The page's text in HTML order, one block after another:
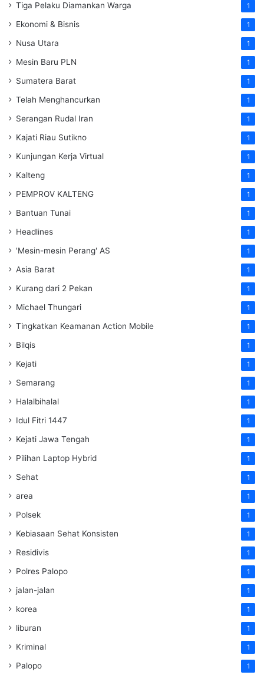
Tiga Pelaku Diamankan Warga 1
Ekonomi & Bisnis 1
Nusa Utara 1
Mesin Baru PLN 1
Sumatera Barat 1
Telah Menghancurkan 1
Serangan Rudal Iran 1
Kajati Riau Sutikno 1
Kunjungan Kerja Virtual 1
Kalteng 1
PEMPROV KALTENG 1
Bantuan Tunai 1
Headlines 1
'Mesin-mesin Perang' AS 1
Asia Barat 1
Kurang dari 2 Pekan 1
Michael Thungari 1
Tingkatkan Keamanan Action Mobile 1
Bilqis 1
Kejati 1
Semarang 1
Halalbihalal 1
Idul Fitri 1447 1
Kejati Jawa Tengah 1
Pilihan Laptop Hybrid 1
Sehat 1
area 1
Polsek 1
Kebiasaan Sehat Konsisten 1
Residivis 1
Polres Palopo 1
jalan-jalan 1
korea 1
liburan 1
Kriminal 1
Palopo 1